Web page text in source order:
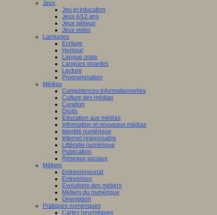
Jeux
Jeu et éducation
Jeux 4/12 ans
Jeux sérieux
Jeux vidéo
Langages
Ecriture
Humour
Langue orale
Langues vivantes
Lecture
Programmation
Médias
Compétences informationnelles
Culture des médias
Curation
Droits
Education aux médias
Information et nouveaux médias
Identité numérique
Internet responsable
Littératie numérique
Publication
Réseaux sociaux
Métiers
Entrepreneuriat
Entreprises
Evolutions des métiers
Métiers du numérique
Orientation
Pratiques numériques
Cartes heuristiques